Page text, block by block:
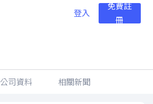
登入
免費註
冊
公司資料 相關新聞